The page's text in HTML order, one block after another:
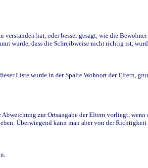
hat, oder besser gesagt, wie die
wurde, dass die Schreibweise nicht richtig ist,
Liste wurde in der Spalte Wohnort der Eltern,
zur Ortsangabe der Eltern vorliegt,
Überwiegend kann man aber von der Richtigkeit